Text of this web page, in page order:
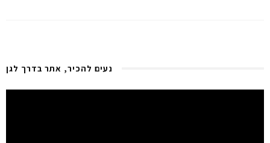
נעים להכיר, אתר בדרך לגן